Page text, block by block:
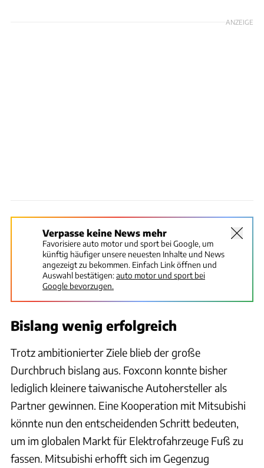
ANZEIGE
Verpasse keine News mehr
Favorisiere auto motor und sport bei Google, um
künftig häufiger unsere neuesten Inhalte und News
angezeigt zu bekommen. Einfach Link öffnen und
Auswahl bestätigen:auto motor und sport bei
Google bevorzugen.
Bislang wenig erfolgreich
Trotz ambitionierter Ziele blieb der große
Durchbruch bislang aus. Foxconn konnte bisher
lediglich kleinere taiwanische Autohersteller als
Partner gewinnen. Eine Kooperation mit Mitsubishi
könnte nun den entscheidenden Schritt bedeuten,
um im globalen Markt für Elektrofahrzeuge Fuß zu
fassen. Mitsubishi erhofft sich im Gegenzug